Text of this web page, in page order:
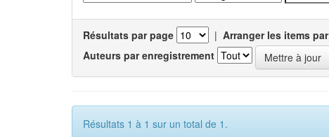
Résultats par page | Arranger les items par
Auteurs par enregistrement
Résultats 1 à 1 sur un total de 1.